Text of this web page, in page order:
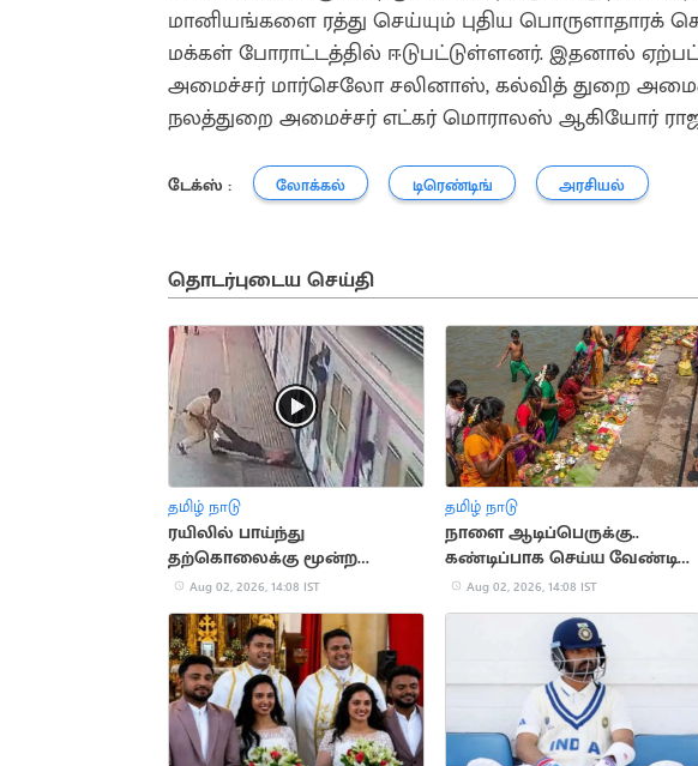
மானியங்களை ரத்து செய்யும் புதிய பொருளாதாரக்
மக்கள் போராட்டத்தில் ஈடுபட்டுள்ளனர். இதனால்
அமைச்சர் மார்செலோ சலினாஸ், கல்வித் துறை
நலத்துறை அமைச்சர் எட்கர் மொராலஸ் ஆகியோர்
டேக்ஸ் : லோக்கல் டிரெண்டிங் அரசியல்
தொடர்புடைய செய்தி
தமிழ் நாடு
ரயிலில் பாய்ந்து
தற்கொலைக்கு மூன்ற
இளைஞரை காப்பாற்றிய
பெண் போலீஸ்
Aug 02, 2026, 14:08 IST
தமிழ் நாடு
நாளை ஆடிப்பெருக்கு..
கண்டிப்பாக செய்ய வேண்டிய
விஷயங்கள் என்னென்ன?
Aug 02, 2026, 14:08 IST